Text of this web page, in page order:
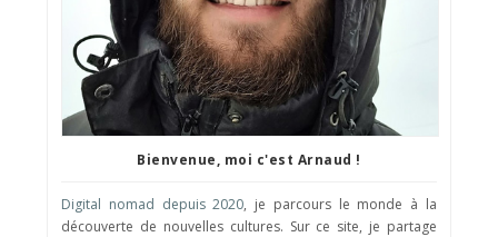
Bienvenue, moi c'est Arnaud !
Digital nomad depuis 2020, je parcours le monde à la
découverte de nouvelles cultures. Sur ce site, je partage